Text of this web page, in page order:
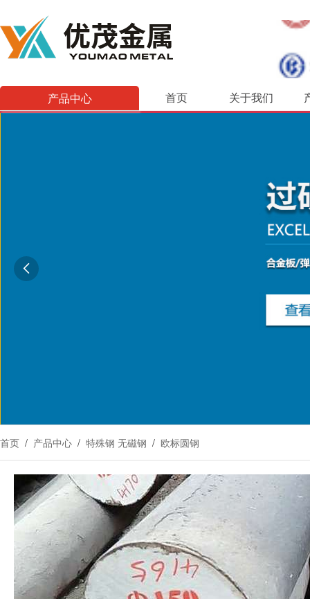
产品中心 首页 关于我们

首页 / 产品中心 / 特殊钢 无磁钢 / 欧标圆钢